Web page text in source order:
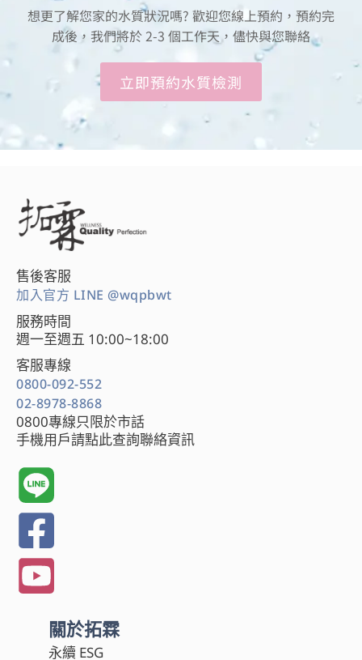
想更了解您家的水質狀況嗎? 歡迎您線上預約，預約完
成後，我們將於 2-3 個工作天，儘快與您聯絡
立即預約水質檢測
售後客服
加入官方 LINE @wqpbwt
服務時間
週一至週五 10:00~18:00
客服專線
0800-092-552
02-8978-8868
0800專線只限於市話
手機用戶請點此查詢聯絡資訊
關於拓霖
永續 ESG